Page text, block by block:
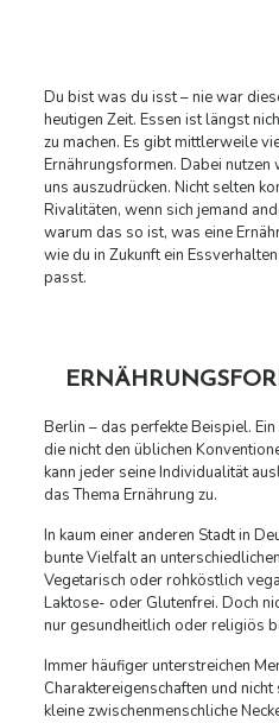
Du bist was du isst – nie war
heutigen Zeit. Essen ist längst
zu machen. Es gibt mittlerweile
Ernährungsformen. Dabei
uns auszudrücken. Nicht selten
Rivalitäten, wenn sich jemand
warum das so ist, was eine
wie du in Zukunft ein
passt.
Berlin – das perfekte Beispiel.
die nicht den üblichen
kann jeder seine Individualität
das Thema Ernährung zu.
In kaum einer anderen Stadt in
bunte Vielfalt an
Vegetarisch oder rohköstlich
Laktose- oder Glutenfrei. Doch
nur gesundheitlich oder religiös
Immer häufiger unterstreichen
Charaktereigenschaften und
kleine zwischenmenschliche